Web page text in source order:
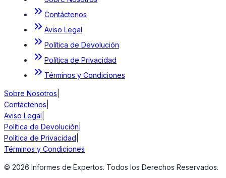
Contáctenos
Aviso Legal
Política de Devolución
Política de Privacidad
Términos y Condiciones
Sobre Nosotros
Contáctenos
Aviso Legal
Política de Devolución
Política de Privacidad
Términos y Condiciones
© 2026 Informes de Expertos. Todos los Derechos Reservados.